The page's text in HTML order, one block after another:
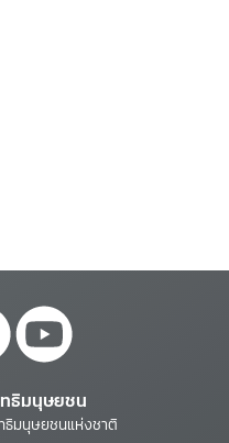
ธิมนุษยชน
ธิมนุษยชนแห่งชาติ